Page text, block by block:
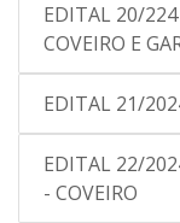
EDITAL 20/224
COVEIRO E
EDITAL 21/
EDITAL 22/
- COVEIRO